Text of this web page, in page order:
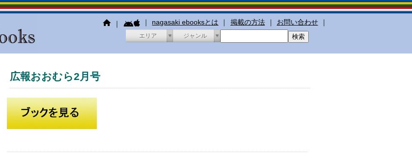
｜ ｜ nagasaki ebooksとは ｜ 掲載の方法 ｜ お問い合わせ ｜
エリア ジャンル
広報おおむら2月号